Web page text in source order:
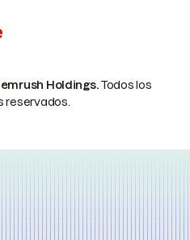
Holdings.Todos los
reservados.